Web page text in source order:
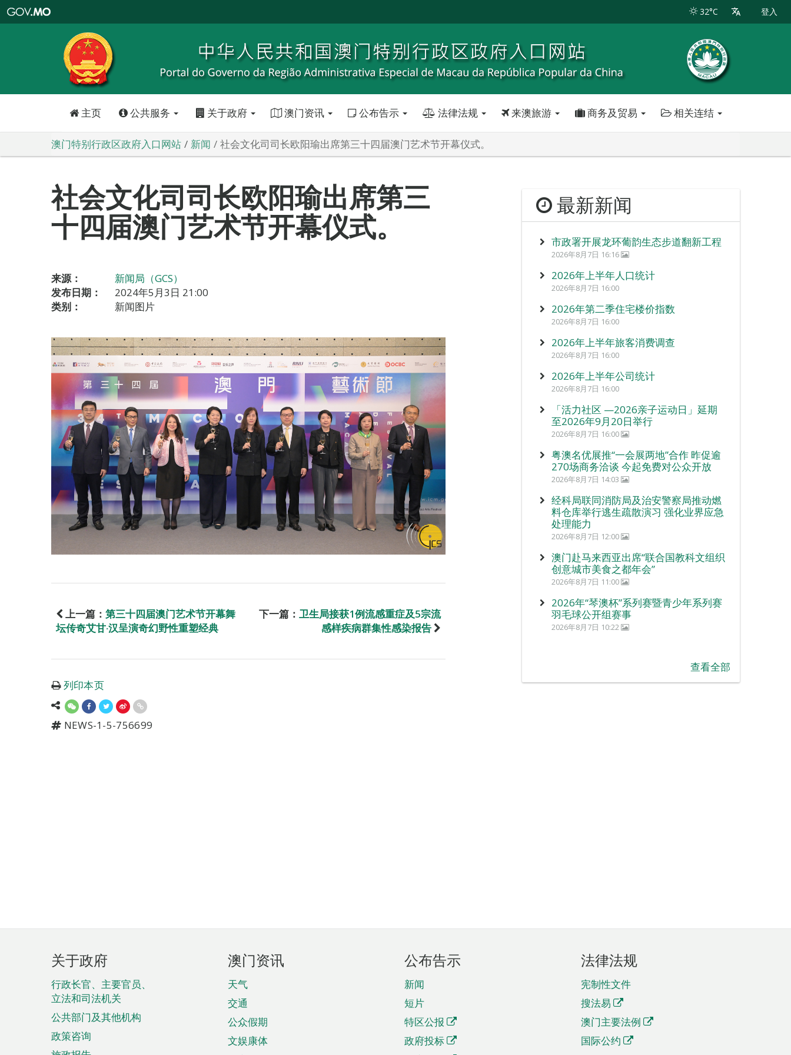
特
政
区
政
口
32°C 登入
主页 公共服务 关于政府 澳门资讯 公布告示 法律法规 来澳旅游 商务及贸易 相关连结
澳门特别行政区政府入口网站 新闻 社会文化司司长欧阳瑜出席第三十四届澳门艺术节开幕仪式。
社会文化司司长欧阳瑜出席第三
十四届澳门艺术节开幕仪式。
来源：
新闻局（GCS）
发布日期：
2024年5月3日 21:00
类别：
新闻图片
上一篇： 第三十四届澳门艺术节开幕舞
坛传奇艾甘‧汉呈演奇幻野性重塑经典
下一篇： 卫生局接获1例流感重症及5宗流
感样疾病群集性感染报告
列印本页
NEWS-1-5-756699
最新新闻
市政署开展龙环葡韵生态步道翻新工程
2026年8月7日 16:16
2026年上半年人口统计
2026年8月7日 16:00
2026年第二季住宅楼价指数
2026年8月7日 16:00
2026年上半年旅客消费调查
2026年8月7日 16:00
2026年上半年公司统计
2026年8月7日 16:00
「活力社区 —2026亲子运动日」延期
至2026年9月20日举行
2026年8月7日 16:00
粤澳名优展推“一会展两地”合作 昨促逾
270场商务洽谈 今起免费对公众开放
2026年8月7日 14:03
经科局联同消防局及治安警察局推动燃
料仓库举行逃生疏散演习 强化业界应急
处理能力
2026年8月7日 12:00
澳门赴马来西亚出席“联合国教科文组织
创意城市美食之都年会”
2026年8月7日 11:00
2026年“琴澳杯”系列赛暨青少年系列赛
羽毛球公开组赛事
2026年8月7日 10:22
查看全部
页
脚
菜
单
关于政府
行政长官、主要官员、
立法和司法机关
公共部门及其他机构
政策咨询
澳门资讯
天气
交通
公众假期
文娱康体
公布告示
新闻
短片
特区公报
政府投标
法律法规
宪制性文件
搜法易
澳门主要法例
国际公约